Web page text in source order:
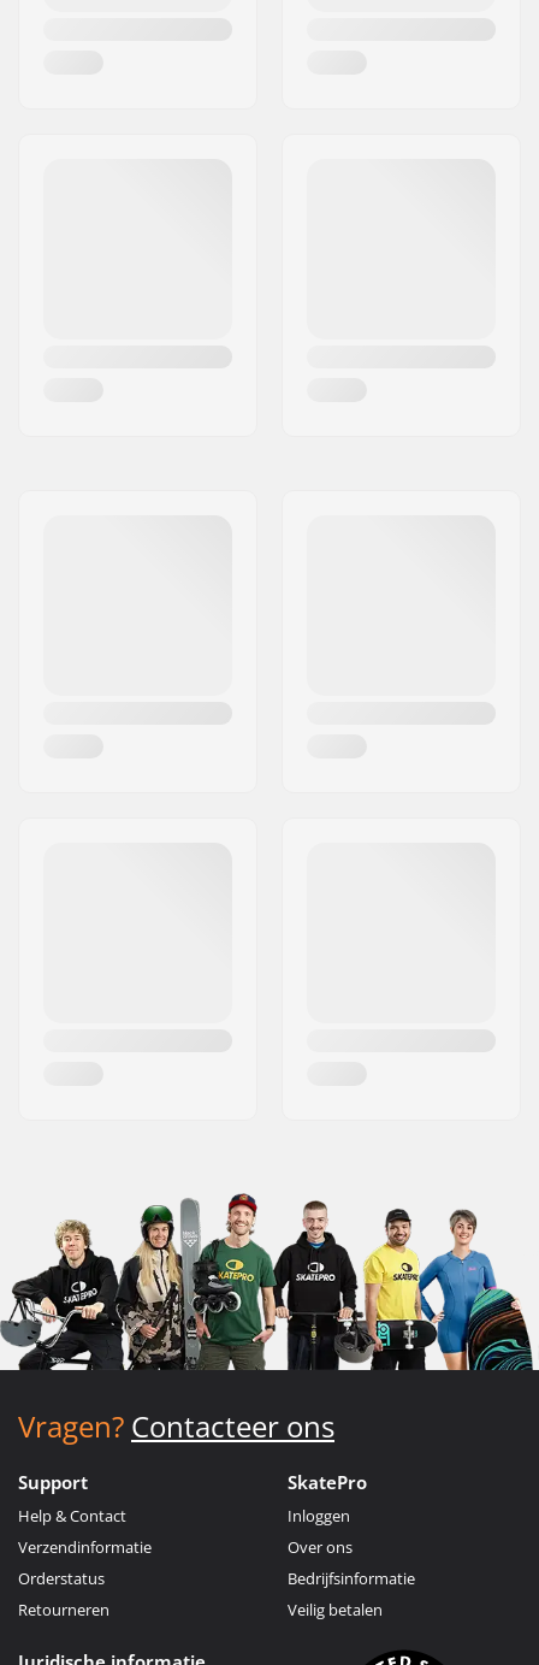
Vragen? Contacteer ons
Support
Help & Contact
Verzendinformatie
Orderstatus
Retourneren
SkatePro
Inloggen
Over ons
Bedrijfsinformatie
Veilig betalen